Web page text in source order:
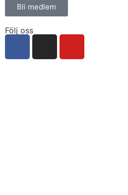
Bli medlem
Följ oss